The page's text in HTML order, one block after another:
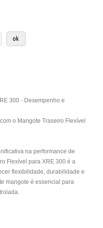
300 - Desempenho e
o Mangote Traseiro Flexível
na performance de
Flexível para XRE 300 é a
flexibilidade, durabilidade e
mangote é essencial para